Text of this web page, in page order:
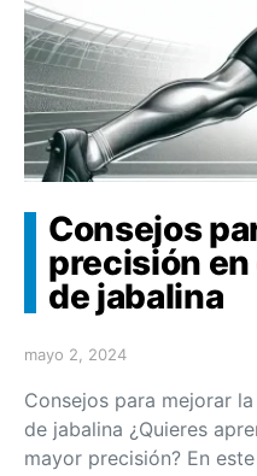
Consejos
precisión
de jabalina
mayo 2, 2024
Consejos para mejorar
de jabalina ¿Quieres
mayor precisión? En